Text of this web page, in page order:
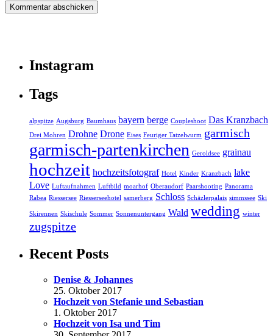
Instagram
Tags
alpspitze Augsburg Baumhaus bayern berge Coupleshoot Das Kranzbach
Drei Mohren Drohne Drone Eises Feuriger Tatzelwurm garmisch
garmisch-partenkirchen Geroldsee grainau
hochzeit hochzeitsfotograf Hotel Kinder Kranzbach lake
Love Luftaufnahmen Luftbild moarhof Oberaudorf Paarshooting Panorama
Rabea Riessersee Riesserseehotel samerberg Schloss Schäzlerpalais simmssee Ski
Skirennen Skischule Sommer Sonnenuntergang Wald wedding winter
zugspitze
Recent Posts
Denise & Johannes
25. Oktober 2017
Hochzeit von Stefanie und Sebastian
1. Oktober 2017
Hochzeit von Isa und Tim